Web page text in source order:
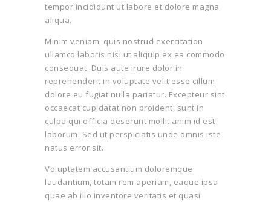
tempor incididunt ut labore et dolore magna
aliqua.
Minim veniam, quis nostrud exercitation
ullamco laboris nisi ut aliquip ex ea commodo
consequat. Duis aute irure dolor in
reprehenderit in voluptate velit esse cillum
dolore eu fugiat nulla pariatur. Excepteur sint
occaecat cupidatat non proident, sunt in
culpa qui officia deserunt mollit anim id est
laborum. Sed ut perspiciatis unde omnis iste
natus error sit.
Voluptatem accusantium doloremque
laudantium, totam rem aperiam, eaque ipsa
quae ab illo inventore veritatis et quasi